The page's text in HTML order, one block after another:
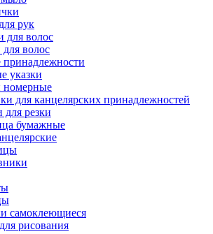
рук
для волос
волос
принадлежности
указки
для канцелярских принадлежностей
для резки
бумажные
самоклеющиеся
рисования